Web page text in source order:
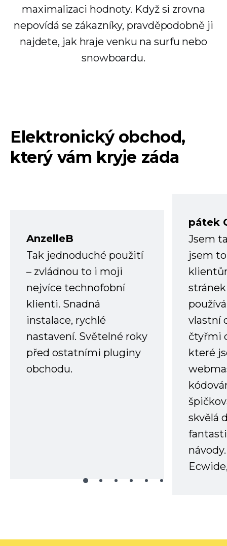
maximalizaci hodnoty. Když si zrovna
nepovídá se zákazníky, pravděpodobně ji
najdete, jak hraje venku na surfu nebo
snowboardu.
Elektronický obchod,
který vám kryje záda
AnzelleB
Tak jednoduché použití
– zvládnou to i moji
nejvíce technofobní
klienti. Snadná
instalace, rychlé
nastavení. Světelné roky
před ostatními pluginy
obchodu.
pátek
Jsem
jsem
vlastní
čtyřmi
které
skvělá